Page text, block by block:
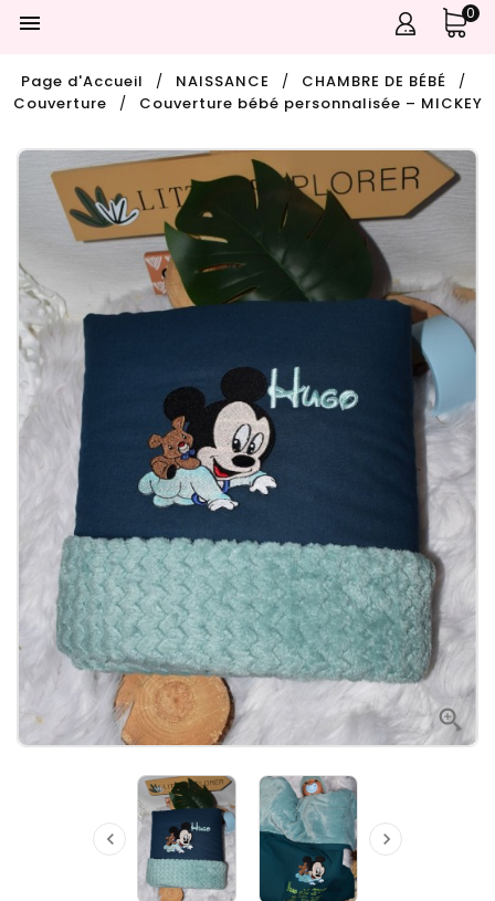
 0
Page d'Accueil NAISSANCE
CHAMBRE DE BÉBÉ
Couverture
Couverture bébé personnalisée – MICKEY

 